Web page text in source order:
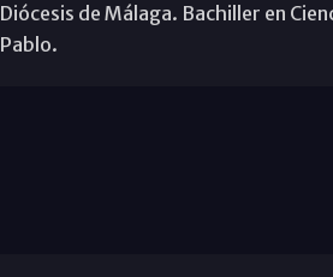
Diócesis de Málaga. Bachiller en
Pablo.